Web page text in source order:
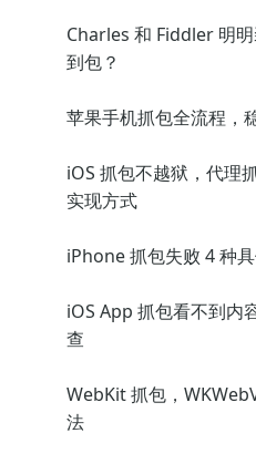
Charles 和 Fiddler 明
到包？
苹果手机抓包全流程，
iOS 抓包不越狱，代理
实现方式
iPhone 抓包失败 4 种
iOS App 抓包看不到内
查
WebKit 抓包，
法